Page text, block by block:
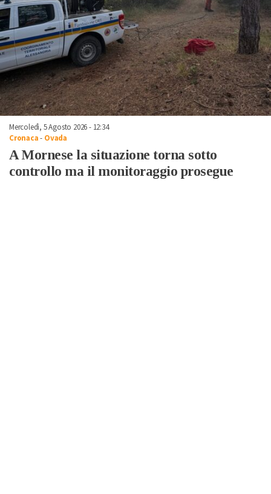
Mercoledì, 5 Agosto 2026 - 12:34
Cronaca- Ovada
A Mornese la situazione torna sotto
controllo ma il monitoraggio prosegue